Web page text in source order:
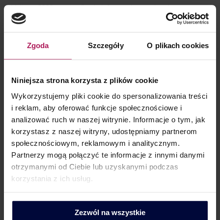
Zgoda Szczegóły O plikach cookies
Niniejsza strona korzysta z plików cookie
Wykorzystujemy pliki cookie do spersonalizowania treści
i reklam, aby oferować funkcje społecznościowe i
analizować ruch w naszej witrynie. Informacje o tym, jak
korzystasz z naszej witryny, udostępniamy partnerom
społecznościowym, reklamowym i analitycznym.
Partnerzy mogą połączyć te informacje z innymi danymi
otrzymanymi od Ciebie lub uzyskanymi podczas
korzystania z ich usług.
Zezwól na wszystkie
11 lipca 2022 r. pojawiła się informacja o wpisaniu
przez Radę Ministrów w harmonogram prac projektu ustawy
o zmianie ustawy o VAT dotyczącego e-handlu
międzynarodowego (nr projektu: UC128). Jako planowany
termin jego przyjęcia przez rząd podano IV kwartał 2022 r.
popularniejszą formą sprzedaży, a co za tym idzie obroty
podmiotów prowadzących…